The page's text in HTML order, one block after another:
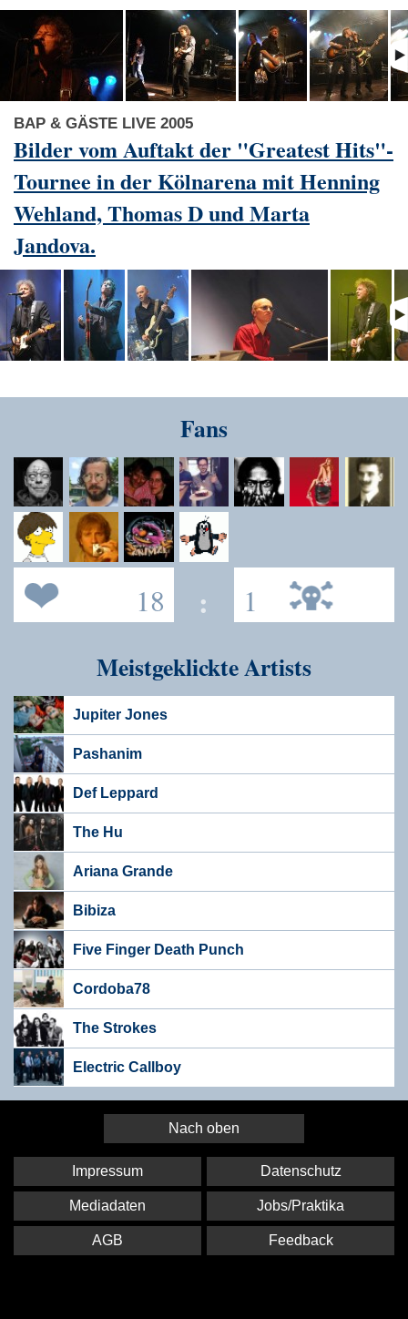
BAP & GÄSTE LIVE 2005
Bilder vom Auftakt der "Greatest Hits"-
Tournee in der Kölnarena mit Henning
Wehland, Thomas D und Marta
Jandova.
Fans
18 : 1
Meistgeklickte Artists
Jupiter Jones
Pashanim
Def Leppard
The Hu
Ariana Grande
Bibiza
Five Finger Death Punch
Cordoba78
The Strokes
Electric Callboy
Nach oben
Impressum Datenschutz
Mediadaten Jobs/Praktika
AGB Feedback